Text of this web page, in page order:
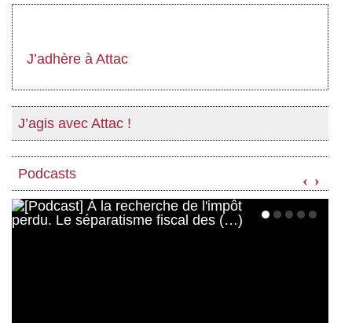
J’adhère à Attac
J’agis avec Attac !
Podcasts ‹ ›